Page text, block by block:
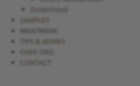
Onderhoud
SAMPLES
MAATWERK
TIPS & ADVIES
OVER ONS
CONTACT